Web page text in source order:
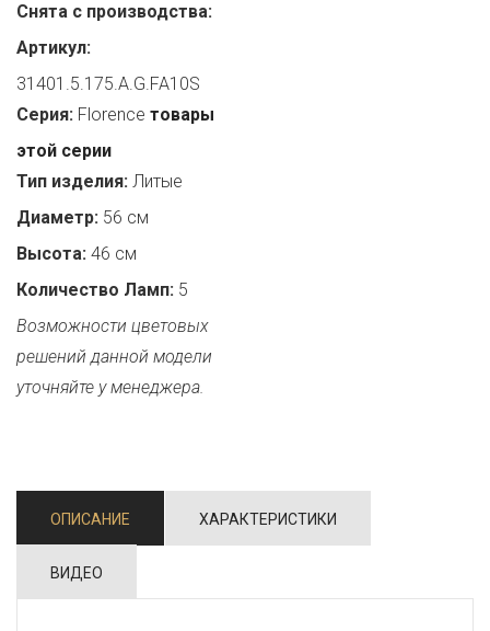
Снята с производства:
Артикул:
31401.5.175.A.G.FA10S
Серия: Florence товары
этой серии
Тип изделия: Литые
Диаметр: 56 см
Высота: 46 см
Количество Ламп: 5
Возможности цветовых
решений данной модели
уточняйте у менеджера.
ОПИСАНИЕ ХАРАКТЕРИСТИКИ
ВИДЕО